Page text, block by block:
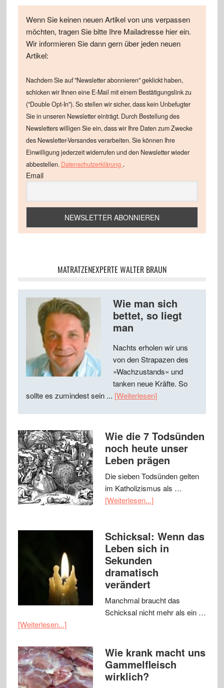
Wenn Sie keinen neuen Artikel von uns verpassen
möchten, tragen Sie bitte Ihre Mailadresse hier ein.
Wir informieren Sie dann gern über jeden neuen
Artikel:
Nachdem Sie auf "Newsletter abonnieren" geklickt haben,
schicken wir Ihnen eine E-Mail mit einem Bestätigungslink zu
("Double Opt-In"). So stellen wir sicher, dass kein Unbefugter
Sie in unseren Newsletter einträgt. Durch Bestellung des
Newsletters willigen Sie ein, dass wir Ihre Daten zum Zwecke
des Newsletter-Versandes verarbeiten. Sie können Ihre
Einwilligung jederzeit widerrufen und den Newsletter wieder
abbestellen. Datenschutzerklärung .
Email
MATRATZENEXPERTE WALTER BRAUN
Wie man sich
bettet, so liegt
man
Nachts erholen wir uns
von den Strapazen des
»Wachzustands« und
tanken neue Kräfte. So
sollte es zumindest sein ... [Weiterlesen]
Wie die 7 Todsünden
noch heute unser
Leben prägen
Die sieben Todsünden gelten
im Katholizismus als …
[Weiterlesen...]
Schicksal: Wenn das
Leben sich in
Sekunden
dramatisch
verändert
Manchmal braucht das
Schicksal nicht mehr als ein …
[Weiterlesen...]
Wie krank macht uns
Gammelfleisch
wirklich?